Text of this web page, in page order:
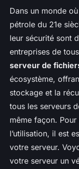
Comment
serveur
Sandro•20
Dans un monde
pétrole du 21e
leur sécurité sont
entreprises de
serveur de
écosystème,
stockage et la
tous les serveurs
même façon.
l’utilisation, il est
votre serveur.
votre serveur un